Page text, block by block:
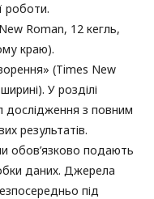
роботи.
Roman, 12 кегль,
краю).
(Times New
У розділі
дослідження з повним
результатів.
обов’язково подають
даних. Джерела
під